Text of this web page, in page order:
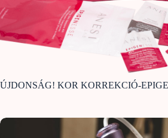
ÚJDONSÁG! KOR KORREKCIÓ-